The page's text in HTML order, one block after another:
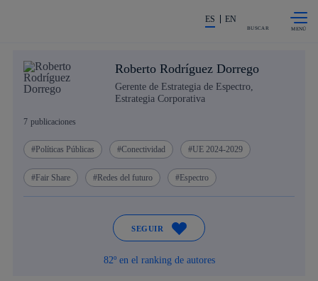
La acción en accionistas e
ES EN
BUSCAR
Roberto Rodríguez Dorrego
Gerente de Estrategia de Espectro,
Estrategia Corporativa
7 publicaciones
Políticas Públicas Conectividad UE 2024-2029
Fair Share Redes del futuro Espectro
SEGUIR
82º en el ranking de autores